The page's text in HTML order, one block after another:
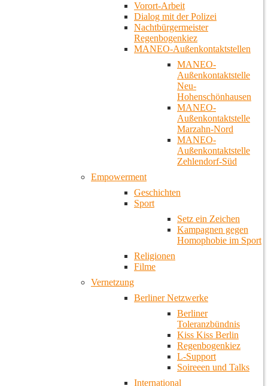
Vorort-Arbeit
Dialog mit der Polizei
Nachtbürgermeister
Regenbogenkiez
MANEO-Außenkontaktstellen
MANEO-
Außenkontaktstelle
Neu-
Hohenschönhausen
MANEO-
Außenkontaktstelle
Marzahn-Nord
MANEO-
Außenkontaktstelle
Zehlendorf-Süd
Empowerment
Geschichten
Sport
Setz ein Zeichen
Kampagnen gegen
Homophobie im Sport
Religionen
Filme
Vernetzung
Berliner Netzwerke
Berliner
Toleranzbündnis
Kiss Kiss Berlin
Regenbogenkiez
L-Support
Soireeen und Talks
International